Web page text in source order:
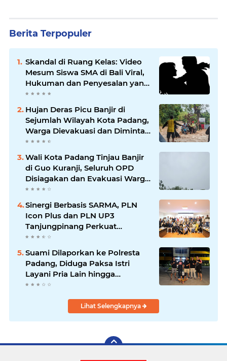
Berita Terpopuler
Skandal di Ruang Kelas: Video
Mesum Siswa SMA di Bali Viral,
Hukuman dan Penyesalan yang
Mengikuti
Hujan Deras Picu Banjir di
Sejumlah Wilayah Kota Padang,
Warga Dievakuasi dan Diminta
Waspada Banjir Susulan
Wali Kota Padang Tinjau Banjir
di Guo Kuranji, Seluruh OPD
Disiagakan dan Evakuasi Warga
Dipercepat
Sinergi Berbasis SARMA, PLN
Icon Plus dan PLN UP3
Tanjungpinang Perkuat
Kolaborasi Strategis
Suami Dilaporkan ke Polresta
Padang, Diduga Paksa Istri
Layani Pria Lain hingga
Berulang Kali
Lihat Selengkapnya